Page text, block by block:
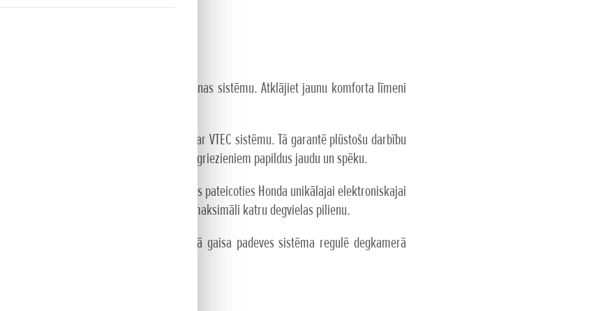
daudzpunktu degvielas iesmidzināšanas sistēmu. Atklājiet jaunu komforta līmeni
jauda un BF225 modelis ir aprīkots ar VTEC sistēmu. Tā garantē plūstošu darbību
apgriezieniem un pie augstiem apgriezieniem papildus jaudu un spēku.
kā parastie 2-taktu motori, un tas viss pateicoties Honda unikālajai elektroniskajai
patēriņu. Tādā veidā izmantojat maksimāli katru degvielas pilienu.
parastie 2-taktu motori. Tā kā mainīgā gaisa padeves sistēma regulē degkamerā